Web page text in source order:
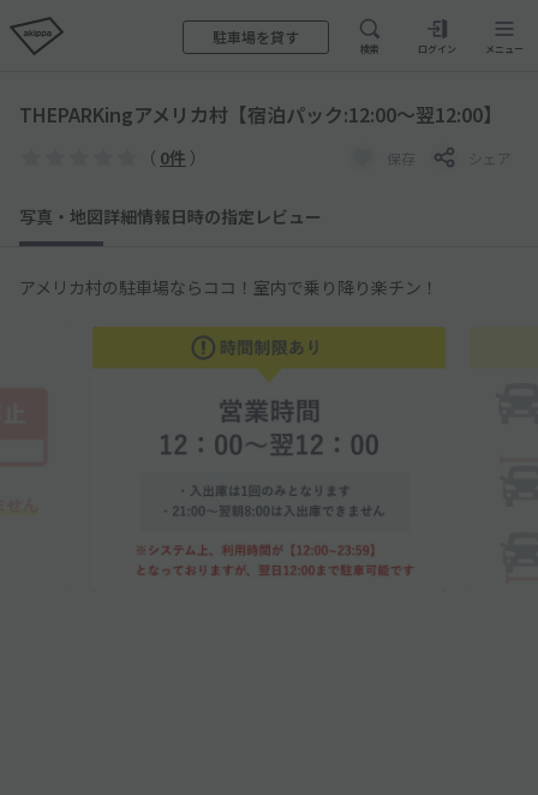
駐車場を貸す
検索 ログイン メニュー
THEPARKingアメリカ村【宿泊パック:12:00～翌12:00】
（ 0件 ） 保存 シェア
写真・地図詳細情報日時の指定 レビュー
アメリカ村の駐車場ならココ！室内で乗り降り楽チン！